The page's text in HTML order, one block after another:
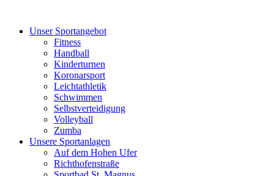
Unser Sportangebot
Fitness
Handball
Kinderturnen
Koronarsport
Leichtathletik
Schwimmen
Selbstverteidigung
Volleyball
Zumba
Unsere Sportanlagen
Auf dem Hohen Ufer
Richthofenstraße